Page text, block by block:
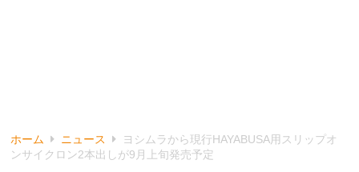
ホーム ニュース
ヨシムラから現行HAYABUSA用スリップオ
ンサイクロン2本出しが9月上旬発売予定